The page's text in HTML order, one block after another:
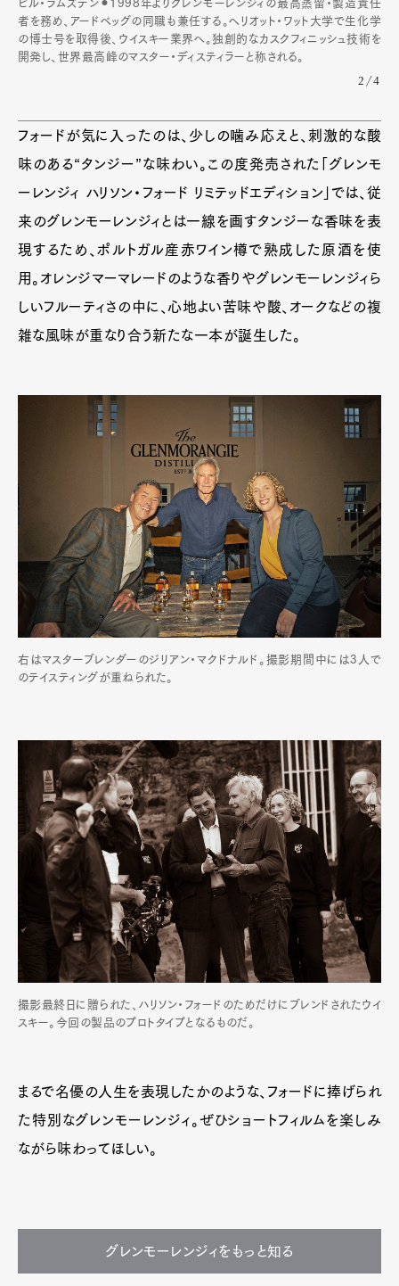
Art&DesignWatchFashion
Pen Membership
Magazine
Official Columnist
About
Contact
ビル・ラムズデン⚫︎1998年よりグレンモーレンジィの最高蒸留・製造責任
者を務め、アードベッグの同職も兼任する。ヘリオット・ワット大学で生化学
の博士号を取得後、ウイスキー業界へ。独創的なカスクフィニッシュ技術を
開発し、世界最高峰のマスター・ディスティラーと称される。
2/4
フォードが気に入ったのは、少しの噛み応えと、刺激的な酸
味のある“タンジー”な味わい。この度発売された「グレンモ
ーレンジィ ハリソン・フォード リミテッドエディション」では、従
来のグレンモーレンジィとは一線を画すタンジーな香味を表
現するため、ポルトガル産赤ワイン樽で熟成した原酒を使
用。オレンジマーマレードのような香りやグレンモーレンジィら
しいフルーティさの中に、心地よい苦味や酸、オークなどの複
雑な風味が重なり合う新たな一本が誕生した。
右はマスターブレンダーのジリアン・マクドナルド。撮影期間中には3人で
のテイスティングが重ねられた。
撮影最終日に贈られた、ハリソン・フォードのためだけにブレンドされたウイ
スキー。今回の製品のプロトタイプとなるものだ。
まるで名優の人生を表現したかのような、フォードに捧げられ
た特別なグレンモーレンジィ。ぜひショートフィルムを楽しみ
ながら味わってほしい。
グレンモーレンジィをもっと知る